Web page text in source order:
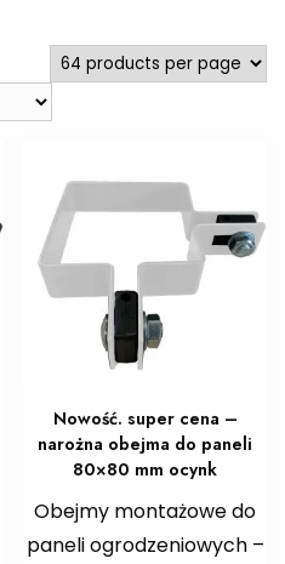
najnowszych
Nowość. super cena –
narożna obejma do paneli
80×80 mm ocynk
Obejmy montażowe do
paneli ogrodzeniowych –